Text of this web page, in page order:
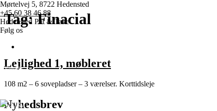
Mørtelvej 5, 8722 Hedensted
+45 60 38 46 88
Hedensted Put & Take
Følg os
Forside
Tag:Finacial
Lejlighed 1, møbleret
108 m2 – 6 sovepladser – 3 værelser. Korttidsleje
Nyhedsbrev